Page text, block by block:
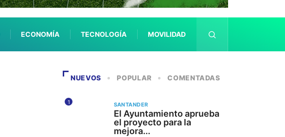
ECONOMÍA TECNOLOGÍA MOVILIDAD
NUEVOS POPULAR COMENTADAS
1 SANTANDER
El Ayuntamiento aprueba
el proyecto para la
mejora...